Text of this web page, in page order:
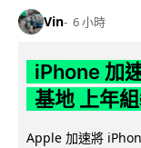
Vin 6 小時
iPhone 加
基地 上年
Apple 加速將